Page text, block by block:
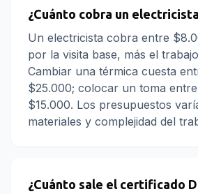
¿Cuánto cobra un
Un electricista cobra entre
por la visita base, más el
Cambiar una térmica cuesta
$25.000; colocar un toma
$15.000. Los presupuestos
materiales y complejidad del
¿Cuánto sale el certificado